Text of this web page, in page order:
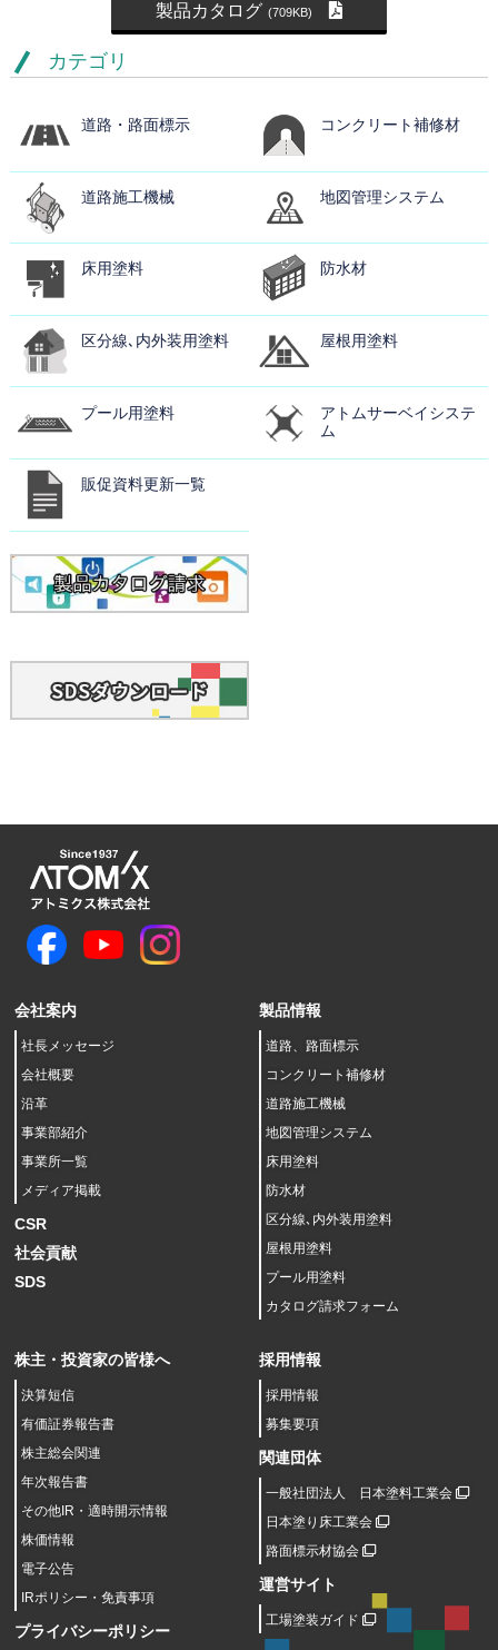
カテゴリ
道路・路面標示 コンクリート補修材
道路施工機械 地図管理システム
床用塗料 防水材
区分線､内外装用塗料 屋根用塗料
プール用塗料
アトムサーベイシステ
ム
販促資料更新一覧
製品カタログ (709KB)
会社案内
社長メッセージ
会社概要
沿革
事業部紹介
事業所一覧
メディア掲載
CSR
社会貢献
SDS
製品情報
道路、路面標示
コンクリート補修材
道路施工機械
地図管理システム
床用塗料
防水材
区分線､内外装用塗料
屋根用塗料
プール用塗料
カタログ請求フォーム
株主・投資家の皆様へ
決算短信
有価証券報告書
株主総会関連
年次報告書
その他IR・適時開示情報
株価情報
電子公告
IRポリシー・免責事項
プライバシーポリシー
採用情報
採用情報
募集要項
関連団体
一般社団法人 日本塗料工業会
日本塗り床工業会
路面標示材協会
運営サイト
工場塗装ガイド